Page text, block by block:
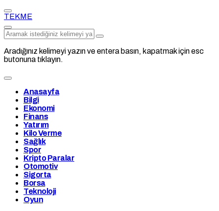
TEKME
Aradığınız kelimeyi yazın ve entera basın, kapatmak için esc
butonuna tıklayın.
Anasayfa
Bilgi
Ekonomi
Finans
Yatırım
Kilo Verme
Sağlık
Spor
Kripto Paralar
Otomotiv
Sigorta
Borsa
Teknoloji
Oyun